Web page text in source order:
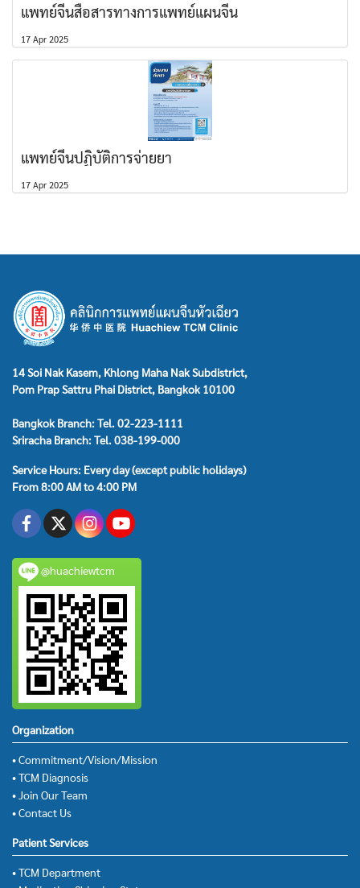
แพทย์จีนสื่อสารทางการแพทย์แผนจีน
17 Apr 2025
แพทย์จีนปฏิบัติการจ่ายยา
17 Apr 2025
14 Soi Nak Kasem, Khlong Maha Nak Subdistrict,
Pom Prap Sattru Phai District, Bangkok 10100
Bangkok Branch: Tel. 02-223-1111
Sriracha Branch: Tel. 038-199-000
Service Hours: Every day (except public holidays)
From 8:00 AM to 4:00 PM
@huachiewtcm
Organization
• Commitment/Vision/Mission
• TCM Diagnosis
• Join Our Team
• Contact Us
Patient Services
• TCM Department